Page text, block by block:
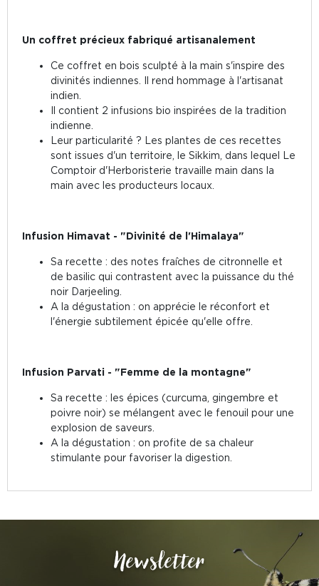
Un coffret précieux fabriqué artisanalement
Ce coffret en bois sculpté à la main s'inspire des
divinités indiennes. Il rend hommage à l'artisanat
indien.
Il contient 2 infusions bio inspirées de la tradition
indienne.
Leur particularité ? Les plantes de ces recettes
sont issues d'un territoire, le Sikkim, dans lequel Le
Comptoir d'Herboristerie travaille main dans la
main avec les producteurs locaux.
Infusion Himavat - "Divinité de l'Himalaya"
Sa recette : des notes fraîches de citronnelle et
de basilic qui contrastent avec la puissance du thé
noir Darjeeling.
A la dégustation : on apprécie le réconfort et
l'énergie subtilement épicée qu'elle offre.
Infusion Parvati - "Femme de la montagne"
Sa recette : les épices (curcuma, gingembre et
poivre noir) se mélangent avec le fenouil pour une
explosion de saveurs.
A la dégustation : on profite de sa chaleur
stimulante pour favoriser la digestion.
Newsletter